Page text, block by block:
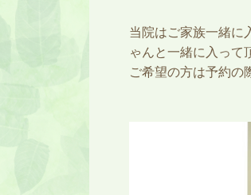
当院はご家族一緒に
ゃんと一緒に入って
ご希望の方は予約の